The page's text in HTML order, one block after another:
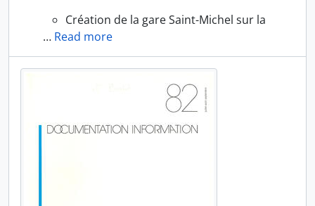
Création de la gare Saint-Michel sur la
… Read more